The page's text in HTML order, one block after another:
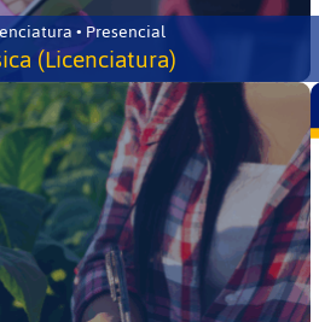
• Presencial
(Licenciatura)